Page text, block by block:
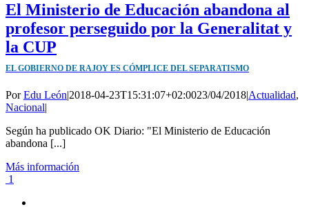
El Ministerio de Educación abandona al
profesor perseguido por la Generalitat y
la CUP
EL GOBIERNO DE RAJOY ES CÓMPLICE DEL SEPARATISMO
PorEdu León|2018-04-23T15:31:07+02:0023/04/2018|Actualidad,
Nacional|
Según ha publicado OK Diario: "El Ministerio de Educación
abandona [...]
Más información
1